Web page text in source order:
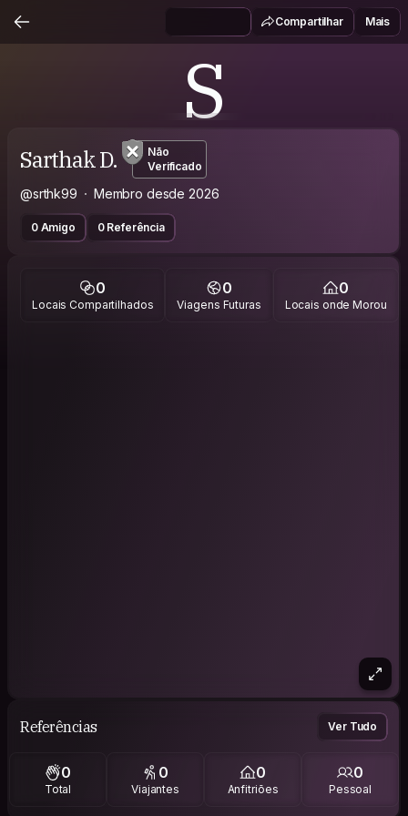
Compartilhar Mais
S
Sarthak D.
Não
Verificado
@srthk99 Membro desde 2026
0 Amigo 0 Referência
0
Locais Compartilhados
0
Viagens Futuras
0
Locais onde Morou
Referências Ver Tudo
0
Total
0
Viajantes
0
Anfitriões
0
Pessoal